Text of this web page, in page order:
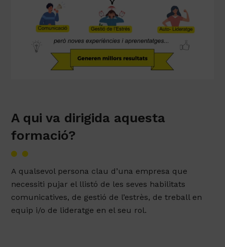
A qui va dirigida aquesta
formació?
A qualsevol persona clau d’una empresa que
necessiti pujar el llistó de les seves habilitats
comunicatives, de gestió de l’estrès, de treball en
equip i/o de lideratge en el seu rol.